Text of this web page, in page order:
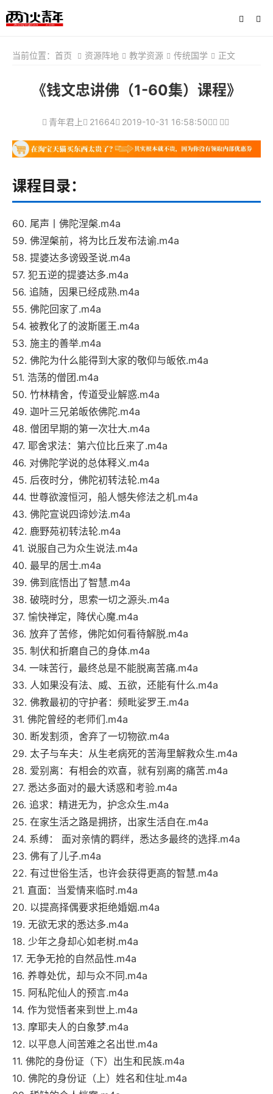
当前位置： 首页 资源阵地 教学资源 传统国学 正文
《钱文忠讲佛（1-60集）课程》
青年君上 21664 2019-10-31 16:58:50
课程目录：
60. 尾声丨佛陀涅槃.m4a
59. 佛涅槃前，将为比丘发布法谕.m4a
58. 提婆达多谤毁圣说.m4a
57. 犯五逆的提婆达多.m4a
56. 追随，因果已经成熟.m4a
55. 佛陀回家了.m4a
54. 被教化了的波斯匿王.m4a
53. 施主的善举.m4a
52. 佛陀为什么能得到大家的敬仰与皈依.m4a
51. 浩荡的僧团.m4a
50. 竹林精舍，传道受业解惑.m4a
49. 迦叶三兄弟皈依佛陀.m4a
48. 僧团早期的第一次壮大.m4a
47. 耶舍求法：第六位比丘来了.m4a
46. 对佛陀学说的总体释义.m4a
45. 后夜时分，佛陀初转法轮.m4a
44. 世尊欲渡恒河，船人憾失修法之机.m4a
43. 佛陀宣说四谛妙法.m4a
42. 鹿野苑初转法轮.m4a
41. 说服自己为众生说法.m4a
40. 最早的居士.m4a
39. 佛到底悟出了智慧.m4a
38. 破晓时分，思索一切之源头.m4a
37. 愉快禅定，降伏心魔.m4a
36. 放弃了苦修，佛陀如何看待解脱.m4a
35. 制伏和折磨自己的身体.m4a
34. 一味苦行，最终总是不能脱离苦痛.m4a
33. 人如果没有法、威、五欲，还能有什么.m4a
32. 佛教最初的守护者：频毗娑罗王.m4a
31. 佛陀曾经的老师们.m4a
30. 断发割须，舍弃了一切物欲.m4a
29. 太子与车夫：从生老病死的苦海里解救众生.m4a
28. 爱别离：有相会的欢喜，就有别离的痛苦.m4a
27. 悉达多面对的最大诱惑和考验.m4a
26. 追求：精进无为，护念众生.m4a
25. 在家生活之路是拥挤，出家生活自在.m4a
24. 系缚： 面对亲情的羁绊，悉达多最终的选择.m4a
23. 佛有了儿子.m4a
22. 有过世俗生活，也许会获得更高的智慧.m4a
21. 直面：当爱情来临时.m4a
20. 以提高择偶要求拒绝婚姻.m4a
19. 无欲无求的悉达多.m4a
18. 少年之身却心如老树.m4a
17. 无争无抢的自然品性.m4a
16. 养尊处优，却与众不同.m4a
15. 阿私陀仙人的预言.m4a
14. 作为觉悟者来到世上.m4a
13. 摩耶夫人的白象梦.m4a
12. 以平息人间苦难之名出世.m4a
11. 佛陀的身份证（下）出生和民族.m4a
10. 佛陀的身份证（上）姓名和住址.m4a